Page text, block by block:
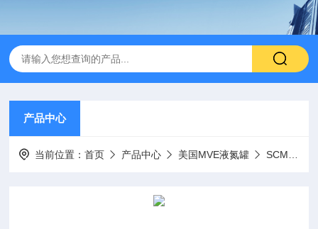
产品中心
当前位置：首页 产品中心 美国MVE液氮罐 SCMillennium20 / MVE/液氮罐